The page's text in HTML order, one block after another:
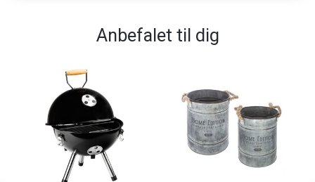
Anbefalet til dig